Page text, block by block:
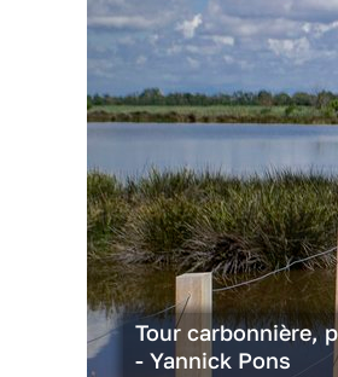
Tour carbonnière,
- Yannick Pons